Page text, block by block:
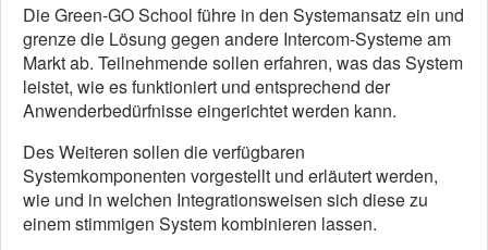
Die Green-GO School führe in den Systemansatz ein und
grenze die Lösung gegen andere Intercom-Systeme am
Markt ab. Teilnehmende sollen erfahren, was das System
leistet, wie es funktioniert und entsprechend der
Anwenderbedürfnisse eingerichtet werden kann.
Des Weiteren sollen die verfügbaren
Systemkomponenten vorgestellt und erläutert werden,
wie und in welchen Integrationsweisen sich diese zu
einem stimmigen System kombinieren lassen.